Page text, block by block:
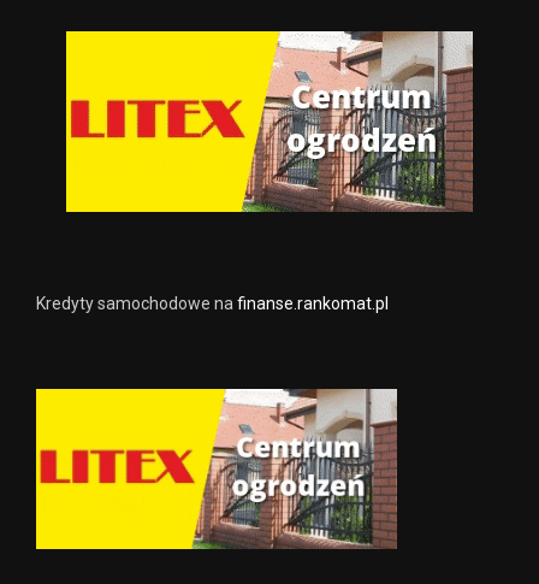
Kredyty samochodowe na finanse.rankomat.pl